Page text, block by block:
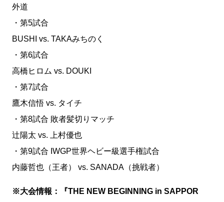
外道
・第5試合
BUSHI vs. TAKAみちのく
・第6試合
高橋ヒロム vs. DOUKI
・第7試合
鷹木信悟 vs. タイチ
・第8試合 敗者髪切りマッチ
辻陽太 vs. 上村優也
・第9試合 IWGP世界ヘビー級選手権試合
内藤哲也（王者） vs. SANADA（挑戦者）
※大会情報：『THE NEW BEGINNING in SAPPOR